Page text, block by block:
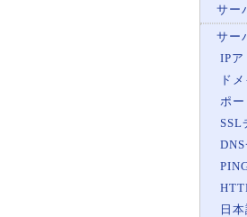
サー
サー
IPア
ド
ポー
SSL
日